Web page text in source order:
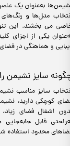
به‌عنوان یک
مدل‌ها و
می بخشند. این
یکی از اجزای
و هماهنگی در
سایز نشیمن
سایز مناسب
کوچکی دارید،
اشغال فضای زیاد،
قابل
محدود استفاده